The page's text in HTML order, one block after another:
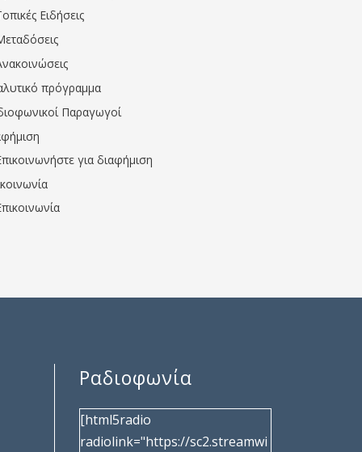
Ειδήσεις
πρόγραμμα
Παραγωγοί
για διαφήμιση
Ραδιοφωνία
[html5radio
radiolink="https://sc2.streamwi